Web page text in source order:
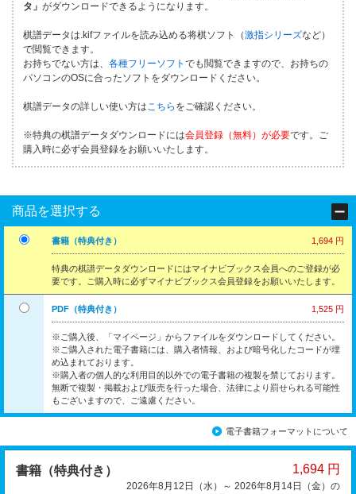
タ」 がダウンロードできるようになります。
棋譜データは.kifファイルを読み込める将棋ソフト（激指シリーズなど）
で閲覧できます。
お持ちでない方は、 各種フリーソフト でも閲覧できますので、お持ちの
パソコンのOSに合ったソフトをダウンロードください。
棋譜データの詳しい使い方はこちら をご確認ください。
※特典の棋譜データダウンロードには会員登録（無料）が必要です。ご
購入時に必ず会員登録をお願いいたします。
商品を選択する
書籍（特典付き） 1,694 円
特典の棋譜データダウンロードにはマイナビブックス会員へのご登録が必
要です。ご購入時に必ずマイナビブックス会員登録をお願いいたします。
PDF（特典付き） 1,525 円
※ご購入後、「マイページ」からファイルをダウンロードしてください。
※ご購入された電子書籍には、購入者情報、および暗号化したコードが埋
め込まれております。
※購入者の個人的な利用目的以外での電子書籍の複製を禁じております。
無断で複製・掲載および販売を行った場合、法律により罰せられる可能性
もございますので、ご遠慮ください。
電子書籍フォーマットについて
書籍（特典付き） 1,694 円
2026年8月12日（水）～ 2026年8月14日（金）の